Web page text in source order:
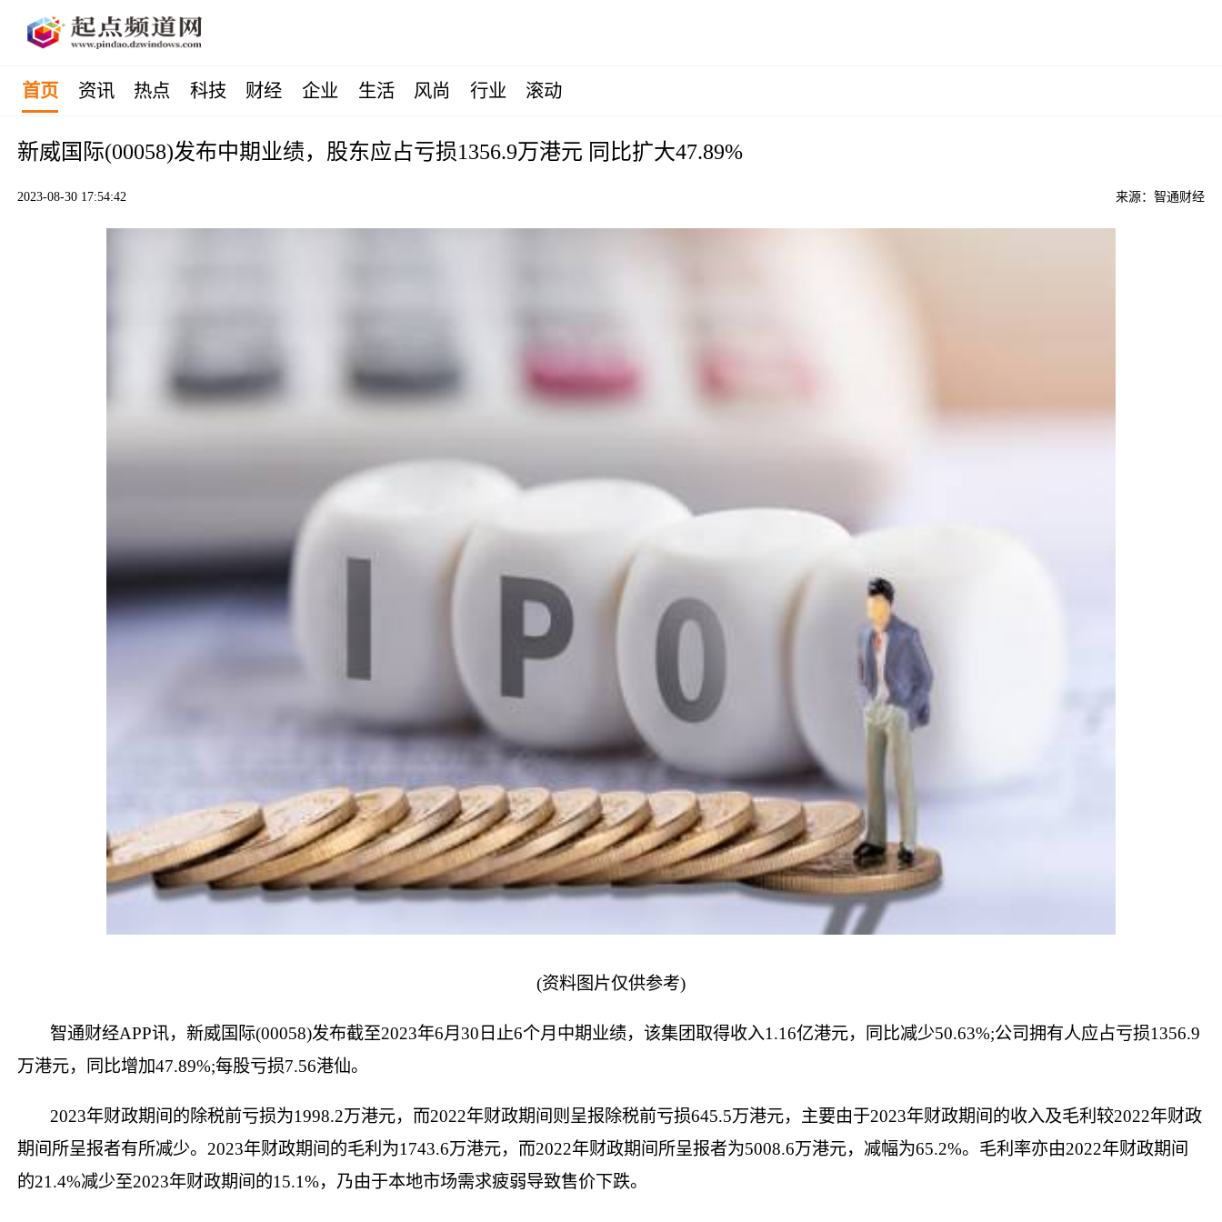
首页 资讯 热点 科技 财经 企业 生活 风尚 行业 滚动
新威国际(00058)发布中期业绩，股东应占亏损1356.9万港元 同比扩大47.89%
2023-08-30 17:54:42 来源：智通财经
(资料图片仅供参考)
智通财经APP讯，新威国际(00058)发布截至2023年6月30日止6个月中期业绩，该集团取得收入1.16亿港元，同比减少50.63%;公司拥有人应占亏损1356.9
万港元，同比增加47.89%;每股亏损7.56港仙。
2023年财政期间的除税前亏损为1998.2万港元，而2022年财政期间则呈报除税前亏损645.5万港元，主要由于2023年财政期间的收入及毛利较2022年财政
期间所呈报者有所减少。2023年财政期间的毛利为1743.6万港元，而2022年财政期间所呈报者为5008.6万港元，减幅为65.2%。毛利率亦由2022年财政期间
的21.4%减少至2023年财政期间的15.1%，乃由于本地市场需求疲弱导致售价下跌。